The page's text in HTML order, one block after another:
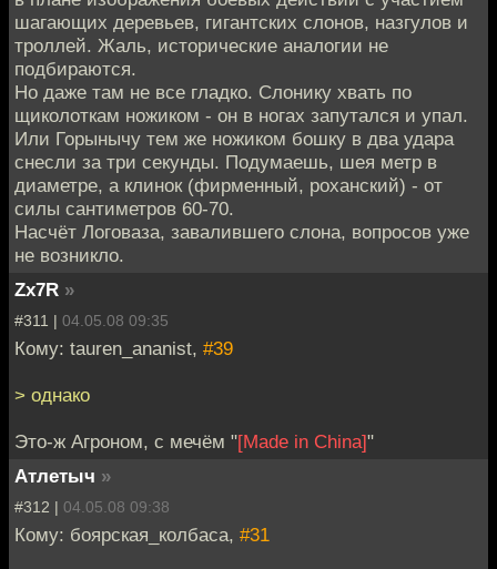
шагающих деревьев, гигантских слонов, назгулов и
троллей. Жаль, исторические аналогии не
подбираются.
Но даже там не все гладко. Слонику хвать по
щиколоткам ножиком - он в ногах запутался и упал.
Или Горынычу тем же ножиком бошку в два удара
снесли за три секунды. Подумаешь, шея метр в
диаметре, а клинок (фирменный, роханский) - от
силы сантиметров 60-70.
Насчёт Логоваза, завалившего слона, вопросов уже
не возникло.
Zx7R »
#311 | 04.05.08 09:35
Кому: tauren_ananist, #39
> однако
Это-ж Агроном, с мечём "[Made in China]"
Атлетыч »
#312 | 04.05.08 09:38
Кому: боярская_колбаса, #31